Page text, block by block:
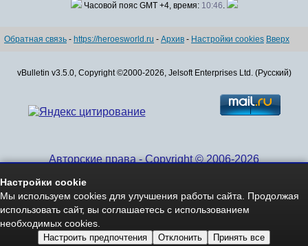
Часовой пояс GMT +4, время: 10:46.
Обратная связь - https://heroesworld.ru - Архив - Настройки cookies Вверх
vBulletin v3.5.0, Copyright ©2000-2026, Jelsoft Enterprises Ltd. (Русский)
Авторские права - Copyright © 2006-2026
Настройки cookie
Мы используем cookies для улучшения работы сайта. Продолжая
использовать сайт, вы соглашаетесь с использованием
необходимых cookies.
Настроить предпочтения Отклонить Принять все